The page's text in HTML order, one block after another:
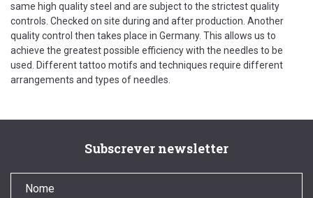
same high quality steel and are subject to the strictest quality
controls. Checked on site during and after production. Another
quality control then takes place in Germany. This allows us to
achieve the greatest possible efficiency with the needles to be
used. Different tattoo motifs and techniques require different
arrangements and types of needles.
Subscrever newsletter